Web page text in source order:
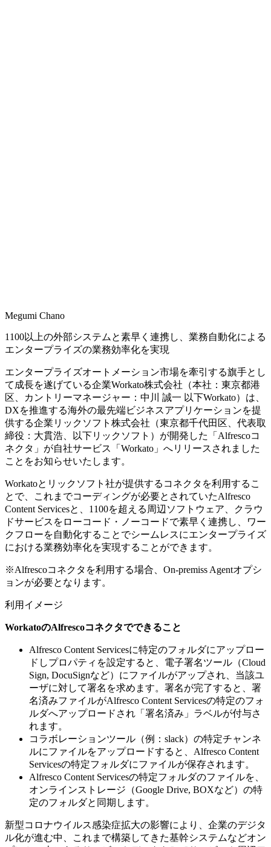
Megumi Chano
1100以上の外部システムと素早く連携し、業務自動化による
エンタープライズの業務効率化を実現
エンタープライズオートメーション市場を牽引する旗手とし
て成長を遂げている企業Workato株式会社（本社：東京都港
区、カントリーマネージャー：中川 誠一 以下Workato）は、
DXを推進する海外の最先端ビジネスアプリケーションを提
供する企業リックソフト株式会社（東京都千代田区、代表取
締役：大貫浩、以下リックソフト）が開発した「Alfrescoコ
ネクタ」が自社サービス「Workato」へリリースされました
ことをお知らせいたします。
Workatoとリックソフト社が提供するコネクタを利用するこ
とで、これまでコーディングが必要とされていたAlfresco
Content Servicesと、1100を超える周辺ソフトウェア、クラウ
ドサービスをローコード・ノーコードで素早く連携し、ワー
クフローを自動化することでシームレスにエンタープライズ
における業務効率化を実現することができます。
※Alfrescoコネクタを利用する場合、On-premiss Agentオプシ
ョンが必要となります。
利用イメージ
WorkatoのAlfrescoコネクタでできること
Alfresco Content Servicesに特定のフォルダにアップロー
ドしプロパティを設定すると、電子署名ツール（Cloud
Sign, DocuSignなど）にファイルがアップされ、当該ユ
ーザに対して署名を求めます。署名が完了すると、署
名済みファイルがAlfresco Content Servicesの特定のフォ
ルダへアップロードされ「署名済み」ラベルが付与さ
れます。
コラボレーションツール（例：slack）の特定チャンネ
ルにファイルをアップロードすると、Alfresco Content
Servicesの特定フォルダにファイルが保存されます。
Alfresco Content Servicesの特定フォルダのファイルを、
オンラインストレージ（Google Drive, BOXなど）の特
定のフォルダと同期します。
新型コロナウイルス感染症拡大の影響により、企業のデジタ
ル化が進む中、これまで構築してきた基幹システムなどオン